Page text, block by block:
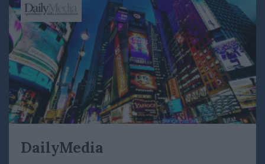
DailyMedia